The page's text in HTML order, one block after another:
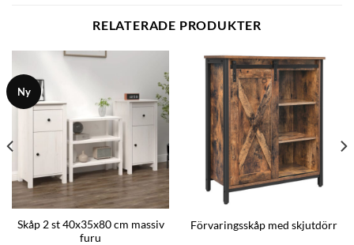
RELATERADE PRODUKTER
Ny
Skåp 2 st 40x35x80 cm massiv
furu
Förvaringsskåp med skjutdörr